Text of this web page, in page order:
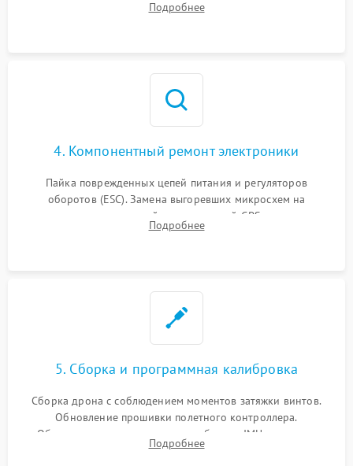
восстановление механизма фокусировки. Установка новых
Подробнее
4. Компонентный ремонт электроники
Пайка поврежденных цепей питания и регуляторов
оборотов (ESC). Замена выгоревших микросхем на
материнской плате, модулей GPS
Подробнее
5. Сборка и программная калибровка
Сборка дрона с соблюдением моментов затяжки винтов.
Обновление прошивки полетного контроллера.
Обязательная программная калибровка IMU-сенсоров,
компаса, датчиков позиционирования и горизонта подвеса
Подробнее